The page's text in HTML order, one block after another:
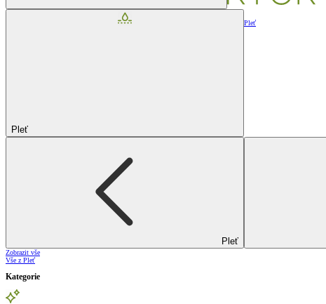
Pleť
Pleť
Pleť
Zobrazit vše
Vše z Pleť
Kategorie